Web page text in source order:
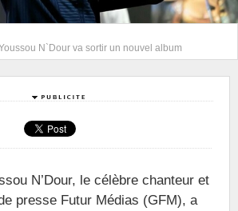
N`Dour va sortir un nouvel album
N’Dour, le célèbre chanteur et
presse Futur Médias (GFM), a